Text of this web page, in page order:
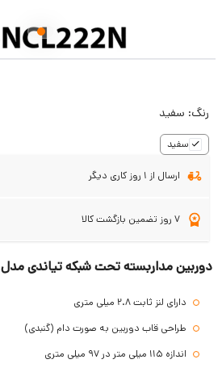
رنگ: سفید
سفید
ارسال از 1 روز کاری دیگر
7 روز تضمین بازگشت کالا
دوربین مداربسته تحت شبکه تیاندی مدل TC-NCL222N
دارای لنز ثابت 2.8 میلی متری
طراحی قاب دوربین به صورت دام (گنبدی)
اندازه 115 میلی متر در 97 میلی متری